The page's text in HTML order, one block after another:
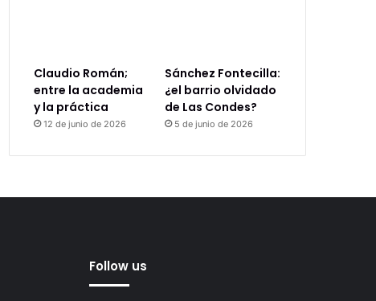
Claudio Román;
entre la academia
y la práctica
12 de junio de 2026
Sánchez Fontecilla:
¿el barrio olvidado
de Las Condes?
5 de junio de 2026
Follow us